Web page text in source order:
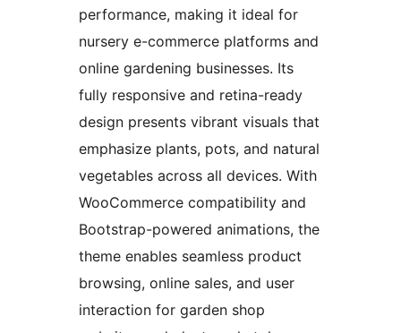
performance, making it ideal for
nursery e-commerce platforms and
online gardening businesses. Its
fully responsive and retina-ready
design presents vibrant visuals that
emphasize plants, pots, and natural
vegetables across all devices. With
WooCommerce compatibility and
Bootstrap-powered animations, the
theme enables seamless product
browsing, online sales, and user
interaction for garden shop